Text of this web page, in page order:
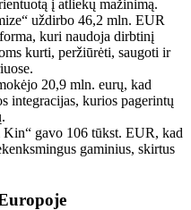
į atliekų mažinimą.
uždirbo 46,2 mln. EUR
kuri naudoja dirbtinį
kurti, peržiūrėti, saugoti ir
20,9 mln. eurų, kad
integracijas, kurios pagerintų
gavo 106 tūkst. EUR, kad
gaminius, skirtus